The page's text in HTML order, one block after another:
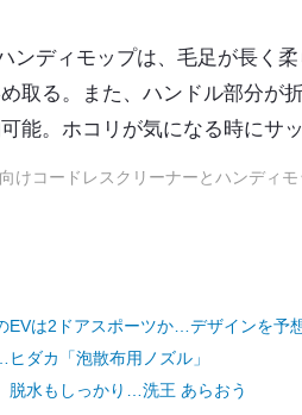
ンディモップは、毛足が長く
取る。また、ハンドル部分が
能。ホコリが気になる時にサ
けコードレスクリーナーとハンディ
EVは2ドアスポーツか…デザインを予
ダカ「泡散布用ノズル」
脱水もしっかり…洗王 あらおう